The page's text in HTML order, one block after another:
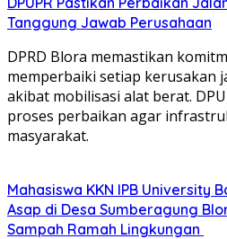
Tanggung Jawab Perusahaan
DPRD Blora memastikan
memperbaiki setiap kerusakan
akibat mobilisasi alat berat.
proses perbaikan agar
masyarakat.
Mahasiswa KKN IPB University
Asap di Desa Sumberagung
Sampah Ramah Lingkungan ‎